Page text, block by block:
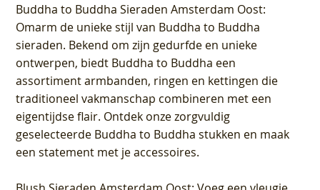
Buddha to Buddha Sieraden Amsterdam Oost:
Omarm de unieke stijl van Buddha to Buddha
sieraden. Bekend om zijn gedurfde en unieke
ontwerpen, biedt Buddha to Buddha een
assortiment armbanden, ringen en kettingen die
traditioneel vakmanschap combineren met een
eigentijdse flair. Ontdek onze zorgvuldig
geselecteerde Buddha to Buddha stukken en maak
een statement met je accessoires.